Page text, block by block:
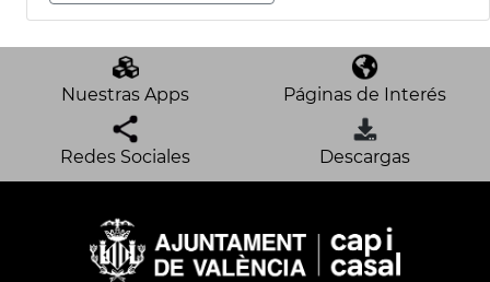
Nuestras Apps Páginas de Interés
Redes Sociales Descargas